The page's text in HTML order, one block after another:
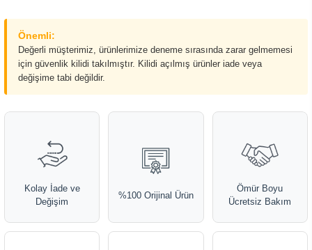
Önemli:
Değerli müşterimiz, ürünlerimize deneme sırasında zarar gelmemesi
için güvenlik kilidi takılmıştır. Kilidi açılmış ürünler iade veya
değişime tabi değildir.
Kolay İade ve
Değişim
%100 Orijinal Ürün
Ömür Boyu
Ücretsiz Bakım